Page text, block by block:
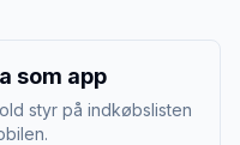
som app
styr på indkøbslisten